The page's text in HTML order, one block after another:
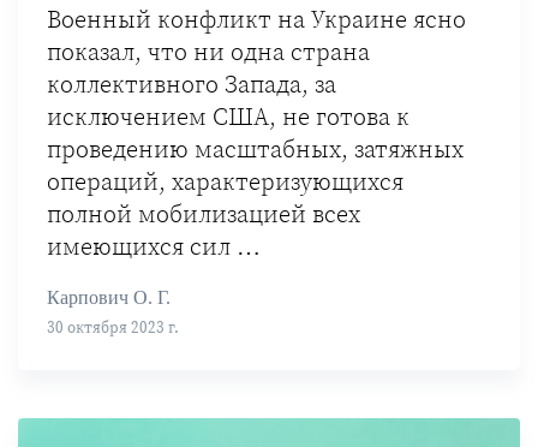
Военный конфликт на Украине ясно
показал, что ни одна страна
коллективного Запада, за
исключением США, не готова к
проведению масштабных, затяжных
операций, характеризующихся
полной мобилизацией всех
имеющихся сил …
Карпович О. Г.
30 октября 2023 г.